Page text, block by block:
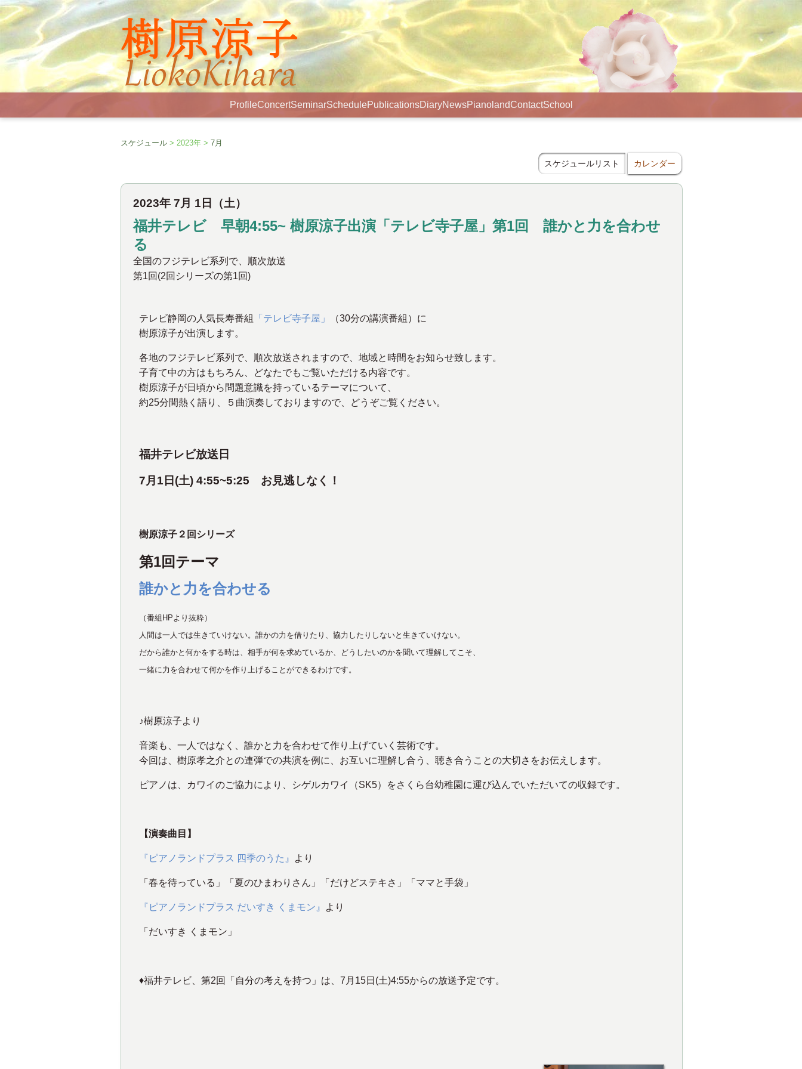
ProfileConcertSeminarSchedulePublicationsDiaryNewsPianolandContactSchool
スケジュール > 2023年 > 7月
スケジュールリスト カレンダー
2023年 7月 1日（土）
福井テレビ 早朝4:55~ 樹原涼子出演「テレビ寺子屋」第1回 誰かと力を合わせ
る
全国のフジテレビ系列で、順次放送
第1回(2回シリーズの第1回)
テレビ静岡の人気長寿番組 「テレビ寺子屋」
（30分の講演番組）に
樹原涼子が出演します。
各地のフジテレビ系列で、順次放送されますので、地域と時間をお知らせ致します。
子育て中の方はもちろん、どなたでもご覧いただける内容です。
樹原涼子が日頃から問題意識を持っているテーマについて、
約25分間熱く語り、５曲演奏しておりますので、どうぞご覧ください。
福井テレビ放送日
7月1日(土) 4:55~5:25 お見逃しなく！
樹原涼子２回シリーズ
第1回テーマ
誰かと力を合わせる
（番組HPより抜粋）
人間は一人では生きていけない。誰かの力を借りたり、協力したりしないと生きていけない。
だから誰かと何かをする時は、相手が何を求めているか、どうしたいのかを聞いて理解してこそ、
一緒に力を合わせて何かを作り上げることができるわけです。
♪樹原涼子より
音楽も、一人ではなく、誰かと力を合わせて作り上げていく芸術です。
今回は、樹原孝之介との連弾での共演を例に、お互いに理解し合う、聴き合うことの大切さをお伝えします。
ピアノは、カワイのご協力により、シゲルカワイ（SK5）をさくら台幼稚園に運び込んでいただいての収録です。
【演奏曲目】
『ピアノランドプラス 四季のうた』 より
「春を待っている」「夏のひまわりさん」「だけどステキさ」「ママと手袋」
『ピアノランドプラス だいすき くまモン』 より
「だいすき くまモン」
♦️福井テレビ、第2回「自分の考えを持つ」は、7月15日(土)4:55からの放送予定です。